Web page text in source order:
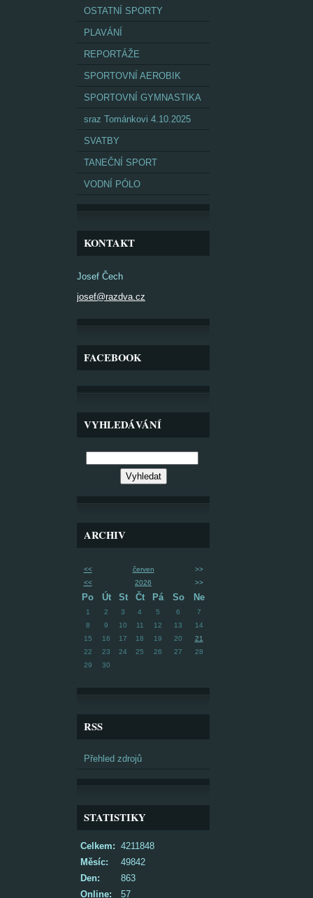
OSTATNÍ SPORTY
PLAVÁNÍ
REPORTÁŽE
SPORTOVNÍ AEROBIK
SPORTOVNÍ GYMNASTIKA
sraz Tománkovi 4.10.2025
SVATBY
TANEČNÍ SPORT
VODNÍ PÓLO
KONTAKT
Josef Čech
josef@razdva.cz
FACEBOOK
VYHLEDÁVÁNÍ
ARCHIV
<< červen
>>
<<
2026 >>
Po Út St Čt Pá So Ne
1 2 3 4 5 6
7
8
9 10 11 12 13
14
15
16 17 18 19 20
21
22
23 24 25 26 27
28
29
30
RSS
Přehled zdrojů
STATISTIKY
Online: 57
Celkem: 4211848
Měsíc:
49842
Den:
863